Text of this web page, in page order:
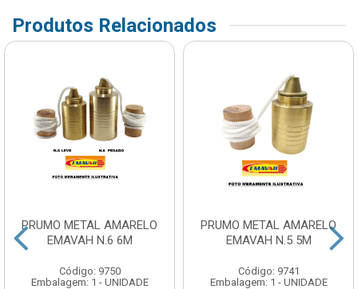
Produtos Relacionados
PRUMO METAL AMARELO
EMAVAH N.6 6M
Código: 9750
Embalagem: 1 - UNIDADE
PRUMO METAL AMARELO
EMAVAH N.5 5M
Código: 9741
Embalagem: 1 - UNIDADE